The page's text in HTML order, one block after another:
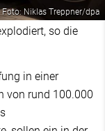
Foto: Niklas Treppner/dpa
so die
in einer
von rund 100.000